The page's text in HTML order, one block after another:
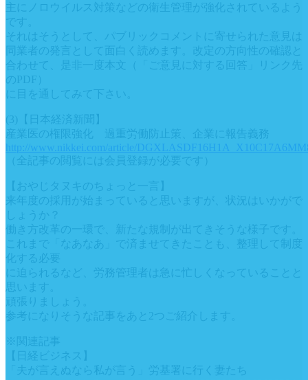
主にノロウイルス対策などの衛生管理が強化されているよう
です。
それはそうとして、パブリックコメントに寄せられた意見は
同業者の発言として面白く読めます。改定の方向性の確認と
合わせて、是非一度本文（「ご意見に対する回答」リンク先
のPDF）
に目を通してみて下さい。
(3)【日本経済新聞】
産業医の権限強化 過重労働防止策、企業に報告義務
http://www.nikkei.com/article/
（全記事の閲覧には会員登録が必要です）
【おやじタヌキのちょっと一言】
来年度の採用が始まっていると思いますが、状況はいかがで
しょうか？
働き方改革の一環で、新たな規制が出てきそうな様子です。
これまで「なあなあ」で済ませてきたことも、整理して制度
化する必要
に迫られるなど、労務管理者は急に忙しくなっていることと
思います。
頑張りましょう。
参考になりそうな記事をあと2つご紹介します。
※関連記事
【日経ビジネス】
「夫が言えぬなら私が言う」労基署に行く妻たち